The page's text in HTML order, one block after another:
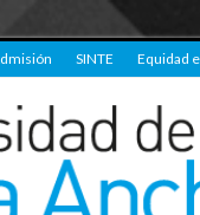
SINTE Equidad